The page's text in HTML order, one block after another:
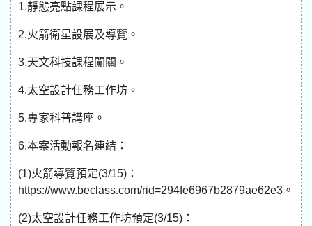
1.靜態亮點課程展示。
2.火箭衛星設展及導覽。
3.天文科技課程闖關。
4.太空設計任務工作坊。
5.專家科普講座。
6.本案活動報名連結：
(1)火箭導覽預定(3/15)：
https://www.beclass.com/rid=294fe6967b2879ae62e3。
(2)太空設計任務工作坊預定(3/15)：